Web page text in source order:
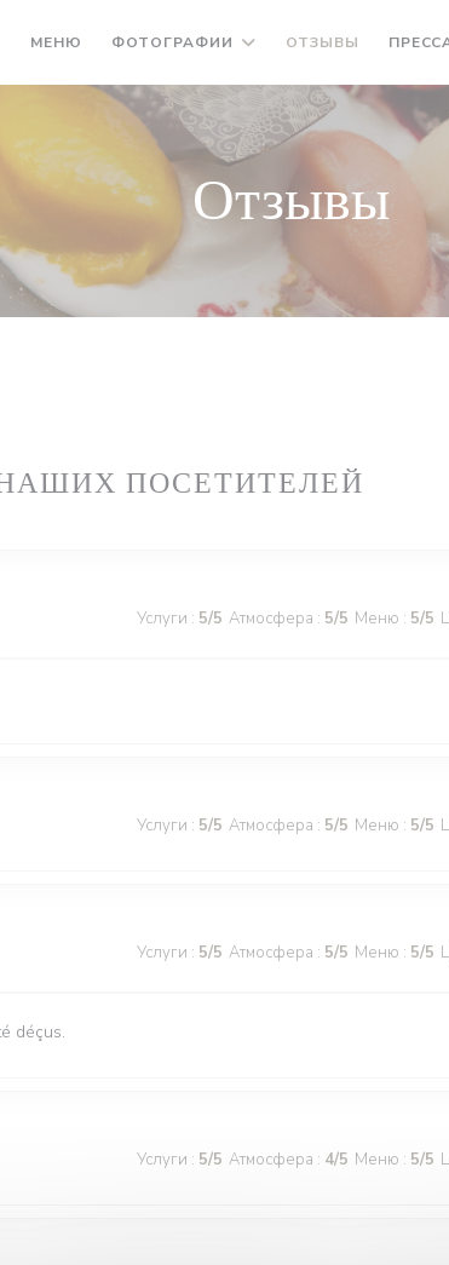
МЕНЮ ФОТОГРАФИИ ОТЗЫВЫ
Отзывы
ПОСЕТИТЕЛЕЙ
Услуги : 5/5 Атмосфера : 5/5 Меню : 5/5
Услуги : 5/5 Атмосфера : 5/5 Меню : 5/5
Услуги : 5/5 Атмосфера : 5/5 Меню : 5/5
déçus.
Услуги : 5/5 Атмосфера : 4/5 Меню : 5/5